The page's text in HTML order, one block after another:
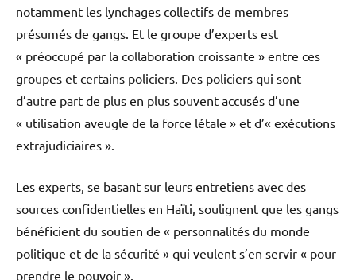
notamment les lynchages collectifs de membres
présumés de gangs. Et le groupe d’experts est
« préoccupé par la collaboration croissante » entre ces
groupes et certains policiers. Des policiers qui sont
d’autre part de plus en plus souvent accusés d’une
« utilisation aveugle de la force létale » et d’« exécutions
extrajudiciaires ».
Les experts, se basant sur leurs entretiens avec des
sources confidentielles en Haïti, soulignent que les gangs
bénéficient du soutien de « personnalités du monde
politique et de la sécurité » qui veulent s’en servir « pour
prendre le pouvoir ».